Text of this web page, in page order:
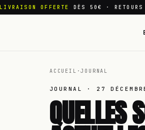
LIVRAISON OFFERTE DÈS 50€ ·
ACCUEIL ·JOURNAL
JOURNAL · 27
QUELLES